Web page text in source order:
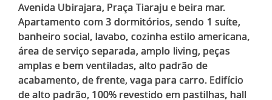
Avenida Ubirajara, Praça Tiaraju e beira mar.
Apartamento com 3 dormitórios, sendo 1 suíte,
banheiro social, lavabo, cozinha estilo americana,
área de serviço separada, amplo living, peças
amplas e bem ventiladas, alto padrão de
acabamento, de frente, vaga para carro. Edifício
de alto padrão, 100% revestido em pastilhas, hall